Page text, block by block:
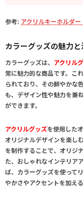
参考: アクリルキーホルダ
カラーグッズの魅力
カラーグッズは、 アクリル
常に魅力的な商品です。こ
られており、その鮮やかな
も、デザイン性や魅力を兼
ができます。
アクリルグッズを使用した
オリジナルデザインを楽し
を制作することで、オリジ
た、おしゃれなインテリア
ば、カラーグッズを使って
やかさやアクセントを加え